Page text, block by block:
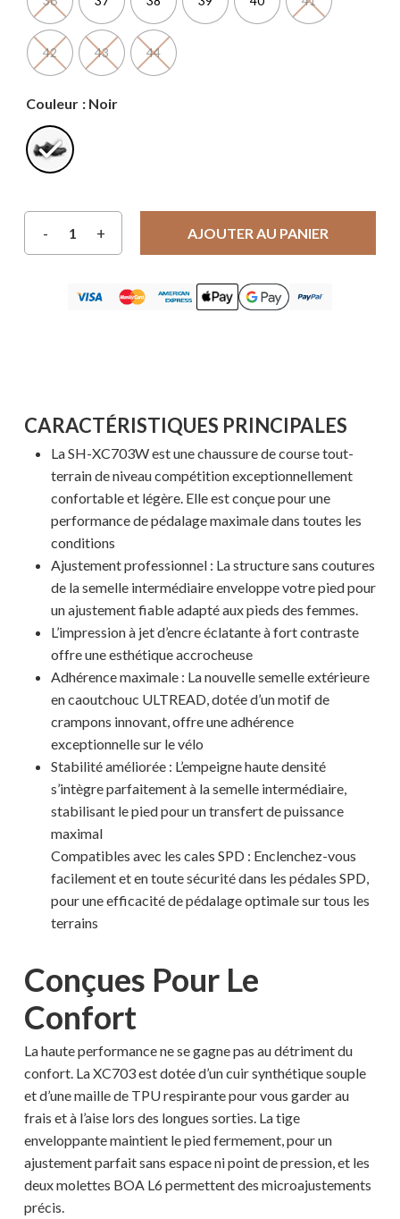
42 43 44
Couleur : Noir
AJOUTER AU PANIER
CARACTÉRISTIQUES PRINCIPALES
La SH-XC703W est une chaussure de course tout-
terrain de niveau compétition exceptionnellement
confortable et légère. Elle est conçue pour une
performance de pédalage maximale dans toutes les
conditions
Ajustement professionnel : La structure sans coutures
de la semelle intermédiaire enveloppe votre pied pour
un ajustement fiable adapté aux pieds des femmes.
L’impression à jet d’encre éclatante à fort contraste
offre une esthétique accrocheuse
Adhérence maximale : La nouvelle semelle extérieure
en caoutchouc ULTREAD, dotée d’un motif de
crampons innovant, offre une adhérence
exceptionnelle sur le vélo
Stabilité améliorée : L’empeigne haute densité
s’intègre parfaitement à la semelle intermédiaire,
stabilisant le pied pour un transfert de puissance
maximal
Compatibles avec les cales SPD : Enclenchez-vous
facilement et en toute sécurité dans les pédales SPD,
pour une efficacité de pédalage optimale sur tous les
terrains
Conçues Pour Le
Confort
La haute performance ne se gagne pas au détriment du
confort. La XC703 est dotée d’un cuir synthétique souple
et d’une maille de TPU respirante pour vous garder au
frais et à l’aise lors des longues sorties. La tige
enveloppante maintient le pied fermement, pour un
ajustement parfait sans espace ni point de pression, et les
deux molettes BOA L6 permettent des microajustements
précis.